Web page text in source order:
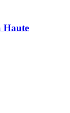
Haute